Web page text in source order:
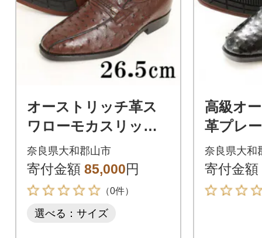
オーストリッチ革ス
ワローモカスリッポ
ン 幅広4Eワイドな革
靴 No.1267 ブラウン
26.5cm
奈良県大和郡山市
寄付金額 85,000円
（0件）
選べる：サイズ
高級オ
革プレ
ン 幅広
士靴
m
奈良県大和
寄付金額